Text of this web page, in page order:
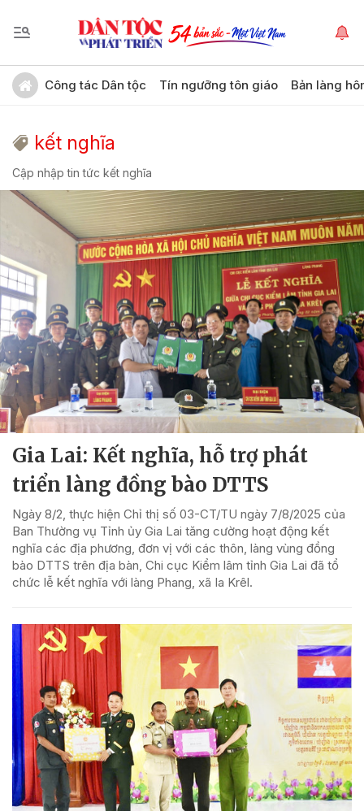
Công tác Dân tộc Tín ngưỡng tôn giáo Bản làng
kết nghĩa
Cập nhập tin tức kết nghĩa
Gia Lai: Kết nghĩa, hỗ trợ phát
triển làng đồng bào DTTS
Ngày 8/2, thực hiện Chỉ thị số 03-CT/TU ngày 7/8/2025 của
Ban Thường vụ Tỉnh ủy Gia Lai tăng cường hoạt động kết
nghĩa các địa phương, đơn vị với các thôn, làng vùng đồng
bào DTTS trên địa bàn, Chi cục Kiểm lâm tỉnh Gia Lai đã tổ
chức lễ kết nghĩa với làng Phang, xã Ia Krêl.